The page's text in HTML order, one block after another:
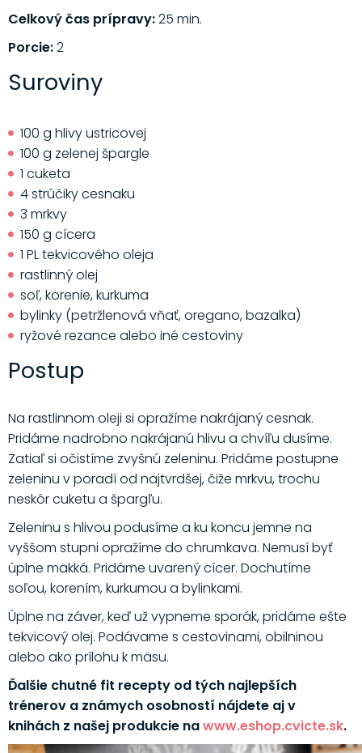
Celkový čas prípravy:25 min.
Porcie:2
Suroviny
100 g hlivy ustricovej
100 g zelenej špargle
1 cuketa
4 strúčiky cesnaku
3 mrkvy
150 g cícera
1 PL tekvicového oleja
rastlinný olej
soľ, korenie, kurkuma
bylinky (petržlenová vňať, oregano, bazalka)
ryžové rezance alebo iné cestoviny
Postup
Na rastlinnom oleji si opražíme nakrájaný cesnak.
Pridáme nadrobno nakrájanú hlivu a chvíľu dusíme.
Zatiaľ si očistíme zvyšnú zeleninu. Pridáme postupne
zeleninu v poradí od najtvrdšej, čiže mrkvu, trochu
neskôr cuketu a špargľu.
Zeleninu s hlivou podusíme a ku koncu jemne na
vyššom stupni opražíme do chrumkava. Nemusí byť
úplne mäkká. Pridáme uvarený cícer. Dochutíme
soľou, korením, kurkumou a bylinkami.
Úplne na záver, keď už vypneme sporák, pridáme ešte
tekvicový olej. Podávame s cestovinami, obilninou
alebo ako prílohu k mäsu.
Ďalšie chutné fit recepty od tých najlepších
trénerov a známych osobností nájdete aj v
knihách z našej produkcie nawww.eshop.cvicte.sk.